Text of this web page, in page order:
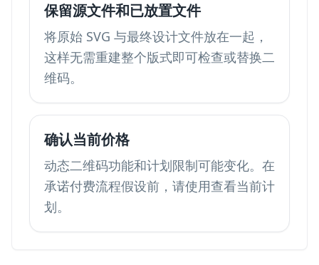
保留源文件和已放置文件
将原始 SVG 与最终设计文件放在一起，
这样无需重建整个版式即可检查或替换二
维码。
确认当前价格
动态二维码功能和计划限制可能变化。在
承诺付费流程假设前，请使用查看当前计
划。